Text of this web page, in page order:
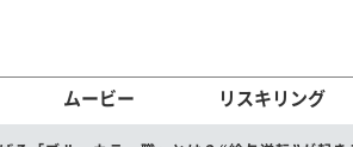
ムービー リスキリング